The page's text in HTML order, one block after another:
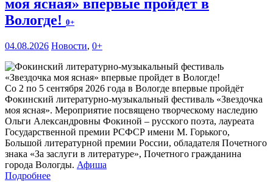
моя ясная» впервые пройдет в
Вологде! 0+
04.08.2026 Новости, 0+
Со 2 по 5 сентября 2026 года в Вологде впервые пройдёт
Фокинский литературно-музыкальный фестиваль «Звездочка
моя ясная». Мероприятие посвящено творческому наследию
Ольги Александровны Фокиной – русского поэта, лауреата
Государственной премии РСФСР имени М. Горького,
Большой литературной премии России, обладателя Почетного
знака «За заслуги в литературе», Почетного гражданина
города Вологды. Афиша
Подробнее